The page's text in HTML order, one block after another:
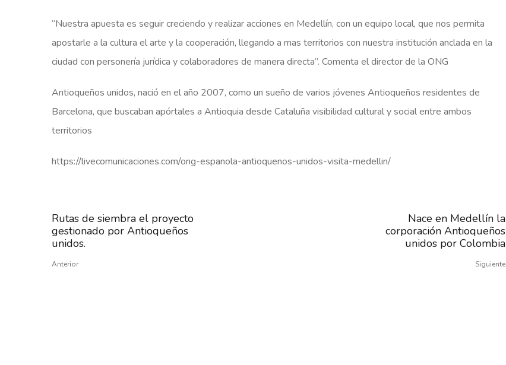
“Nuestra apuesta es seguir creciendo y realizar acciones en Medellín, con un equipo local, que nos permita
apostarle a la cultura el arte y la cooperación, llegando a mas territorios con nuestra institución anclada en la
ciudad con personería jurídica y colaboradores de manera directa”. Comenta el director de la ONG
Antioqueños unidos, nació en el año 2007, como un sueño de varios jóvenes Antioqueños residentes de
Barcelona, que buscaban apórtales a Antioquia desde Cataluña visibilidad cultural y social entre ambos
territorios
https://livecomunicaciones.com/ong-espanola-antioquenos-unidos-visita-medellin/
Anterior
Rutas de siembra el proyecto
gestionado por Antioqueños
unidos.
Siguiente
Nace en Medellín la
corporación Antioqueños
unidos por Colombia